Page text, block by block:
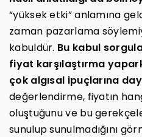
“yüksek etki” anlamına
zaman pazarlama
kabuldür. Bu kabul
fiyat karşılaştırma
çok algısal ipuçlarına
değerlendirme, fiyatın
oluştuğunu ve bu
sunulup sunulmadığını